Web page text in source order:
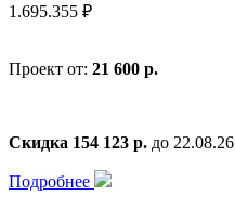
1.695.355 ₽
Проект от: 21 600 р.
Скидка 154 123 р. до 22.08.26
Подробнее